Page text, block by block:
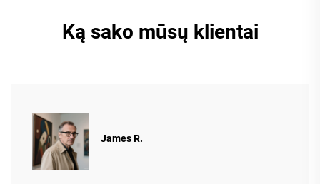
Ką sako mūsų klientai
James R.